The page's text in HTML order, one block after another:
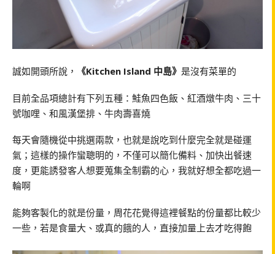
誠如開頭所說， 《Kitchen Island 中島》 是沒有菜單的
目前全品項總計有下列五種：鮭魚四色飯、紅酒燉牛肉、三十
號咖哩、和風漢堡排、牛肉壽喜燒
每天會隨機從中挑選兩款，也就是說吃到什麼完全就是碰運
氣；這樣的操作蠻聰明的，不僅可以簡化備料、加快出餐速
度，更能誘發客人想要蒐集全制霸的心，我就好想全都吃過一
輪啊
能夠客製化的就是份量，周花花覺得這裡餐點的份量都比較少
一些，若是食量大、或真的餓的人，直接加量上去才吃得飽